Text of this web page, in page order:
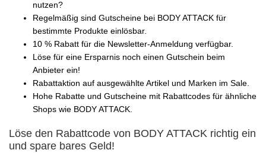
nutzen?
Regelmäßig sind Gutscheine bei BODY ATTACK für
bestimmte Produkte einlösbar.
10 % Rabatt für die Newsletter-Anmeldung verfügbar.
Löse für eine Ersparnis noch einen Gutschein beim
Anbieter ein!
Rabattaktion auf ausgewählte Artikel und Marken im Sale.
Hohe Rabatte und Gutscheine mit Rabattcodes für ähnliche
Shops wie BODY ATTACK.
Löse den Rabattcode von BODY ATTACK richtig ein
und spare bares Geld!